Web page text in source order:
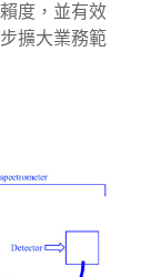
度，並有效
擴大業務範